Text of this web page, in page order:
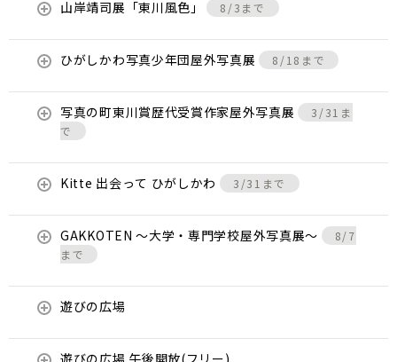
山岸靖司展「東川風色」 8/3まで
ひがしかわ写真少年団屋外写真展 8/18まで
写真の町東川賞歴代受賞作家屋外写真展
3/31ま
で
Kitte 出会って ひがしかわ 3/31まで
GAKKOTEN ～大学・専門学校屋外写真展～
8/7
まで
遊びの広場